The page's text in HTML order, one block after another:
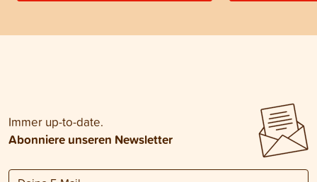
Immer up-to-date.
Abonniere unseren Newsletter